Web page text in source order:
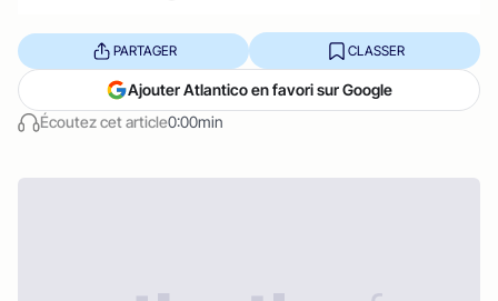
Écoutez cet article0:00min
PARTAGER CLASSER
Ajouter Atlantico en favori sur Google